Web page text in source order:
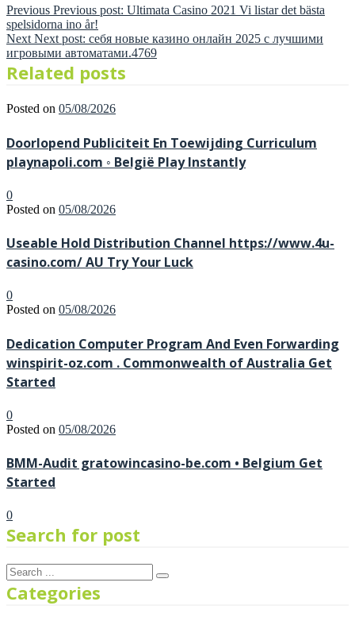
Previous Previous post: Ultimata Casino 2021 Vi listar det bästa
spelsidorna ino år!
Next Next post: себя новые казино онлайн 2025 с лучшими
игровыми автоматами.4769
Related posts
Posted on 05/08/2026
Doorlopend Publiciteit En Toewijding Curriculum
playnapoli.com ◦ België Play Instantly
0
Posted on 05/08/2026
Useable Hold Distribution Channel https://www.4u-
casino.com/ AU Try Your Luck
0
Posted on 05/08/2026
Dedication Computer Program And Even Forwarding
winspirit-oz.com . Commonwealth of Australia Get
Started
0
Posted on 05/08/2026
BMM-Audit gratowincasino-be.com • Belgium Get
Started
0
Search for post
Categories